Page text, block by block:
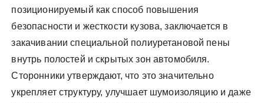
позиционируемый как способ повышения
безопасности и жесткости кузова, заключается в
закачивании специальной полиуретановой пены
внутрь полостей и скрытых зон автомобиля.
Сторонники утверждают, что это значительно
укрепляет структуру, улучшает шумоизоляцию и даже